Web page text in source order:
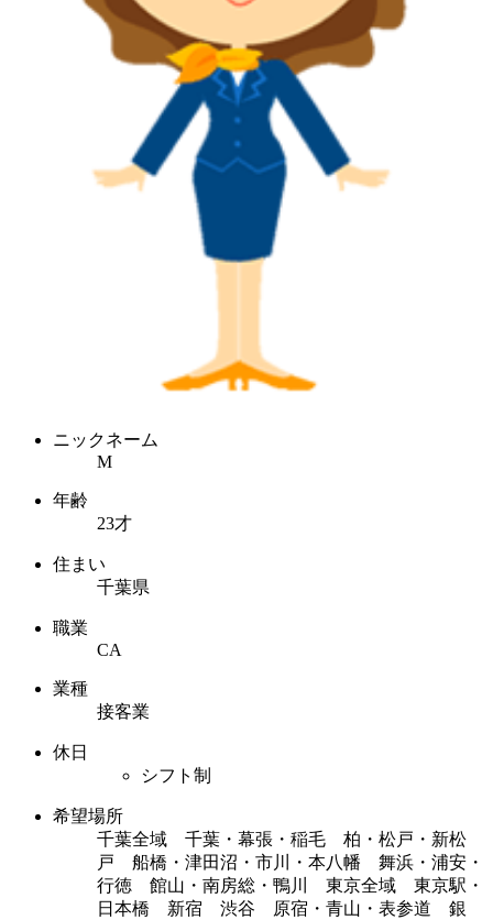
ニックネーム
M
年齢
23才
住まい
千葉県
職業
CA
業種
接客業
休日
シフト制
希望場所
千葉全域 千葉・幕張・稲毛 柏・松戸・新松
戸 船橋・津田沼・市川・本八幡 舞浜・浦安・
行徳 館山・南房総・鴨川 東京全域 東京駅・
日本橋 新宿 渋谷 原宿・青山・表参道 銀